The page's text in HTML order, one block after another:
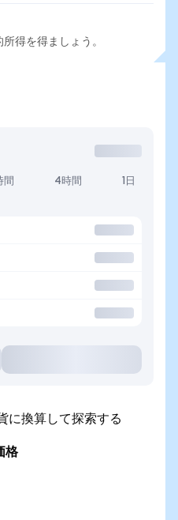
得を得ましょう。
間 4時間 1日
換算して探索する
格